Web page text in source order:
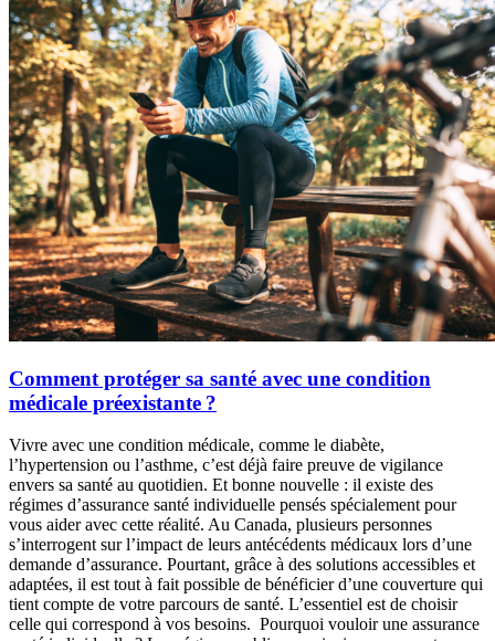
Comment protéger sa santé avec une condition
médicale préexistante ?
Vivre avec une condition médicale, comme le diabète,
l’hypertension ou l’asthme, c’est déjà faire preuve de vigilance
envers sa santé au quotidien. Et bonne nouvelle : il existe des
régimes d’assurance santé individuelle pensés spécialement pour
vous aider avec cette réalité. Au Canada, plusieurs personnes
s’interrogent sur l’impact de leurs antécédents médicaux lors d’une
demande d’assurance. Pourtant, grâce à des solutions accessibles et
adaptées, il est tout à fait possible de bénéficier d’une couverture qui
tient compte de votre parcours de santé. L’essentiel est de choisir
celle qui correspond à vos besoins. Pourquoi vouloir une assurance